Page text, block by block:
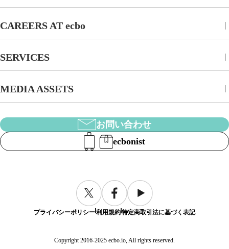
CAREERS AT ecbo
SERVICES
MEDIA ASSETS
お問い合わせ
ecbonist
プライバシーポリシー利用規約特定商取引法に基づく表記
Copyright 2016-2025 ecbo.io, All rights reserved.